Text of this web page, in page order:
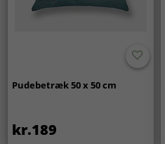
Pudebetræk 50 x 50 cm
kr.189